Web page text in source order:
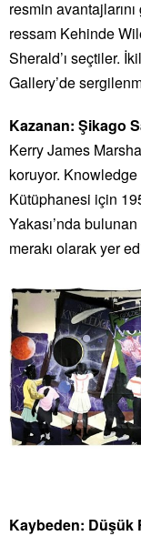
resmin
ressam Kehinde
Sherald’ı seçtiler.
Gallery’de
Kazanan: Şikago
Kerry James
koruyor.
Kütüphanesi için
Yakası’nda
merakı olarak yer
Kaybeden: Düşük